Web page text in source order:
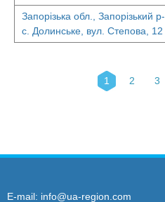
Запорізька обл., Запорізький р-
с. Долинське, вул. Степова, 12
1 2 3
E-mail: info@ua-region.com